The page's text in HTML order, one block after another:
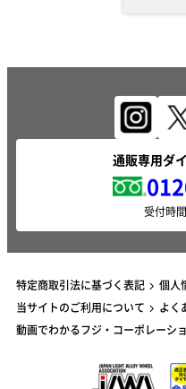
通販専用ダ
受付時
特定商取引法に基づく表記
個人
当サイトのご利用について
よく
動画でわかるフジ・コーポレーシ